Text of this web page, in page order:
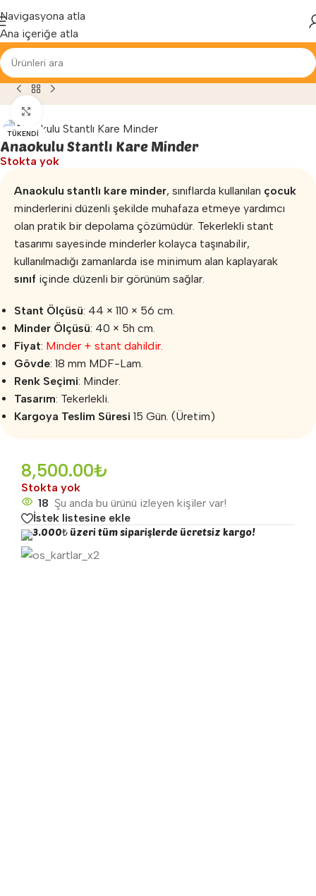
Navigasyona atla
Ana içeriğe atla
Yenilenen arayüzümüz ile hizmetinizdeyiz...
»Anaokulu Minderi
TÜKENDI
Anaokulu Stantlı Kare Minder
Stokta yok
Anaokulu stantlı kare minder, sınıflarda kullanılan çocuk
minderlerini düzenli şekilde muhafaza etmeye yardımcı
olan pratik bir depolama çözümüdür. Tekerlekli stant
tasarımı sayesinde minderler kolayca taşınabilir,
kullanılmadığı zamanlarda ise minimum alan kaplayarak
sınıf içinde düzenli bir görünüm sağlar.
Stant Ölçüsü: 44 × 110 × 56 cm.
Minder Ölçüsü: 40 × 5h cm.
Fiyat: Minder + stant dahildir.
Gövde: 18 mm MDF-Lam.
Renk Seçimi: Minder.
Tasarım: Tekerlekli.
Kargoya Teslim Süresi 15 Gün. (Üretim)
8,500.00₺
Stokta yok
18 Şu anda bu ürünü izleyen kişiler var!
İstek listesine ekle
3.000₺ üzeri tüm siparişlerde ücretsiz kargo!